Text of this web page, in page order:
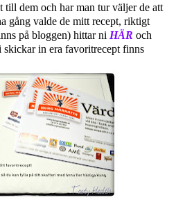
dem och har man tur väljer de att
gång valde de mitt recept, riktigt
på bloggen) hittar ni HÄR och
in era favoritrecept finns